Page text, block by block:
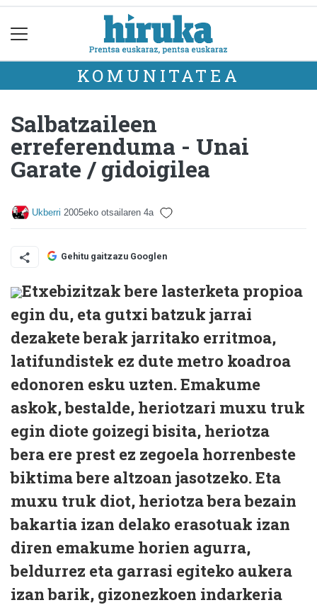
KOMUNITATEA
Salbatzaileen
erreferenduma - Unai
Garate / gidoigilea
Ukberri 2005eko otsailaren 4a
Gehitu gaitzazu Googlen
Etxebizitzak bere lasterketa propioa
egin du, eta gutxi batzuk jarrai
dezakete berak jarritako erritmoa,
latifundistek ez dute metro koadroa
edonoren esku uzten. Emakume
askok, bestalde, heriotzari muxu truk
egin diote goizegi bisita, heriotza
bera ere prest ez zegoela horrenbeste
biktima bere altzoan jasotzeko. Eta
muxu truk diot, heriotza bera bezain
bakartia izan delako erasotuak izan
diren emakume horien agurra,
beldurrez eta garrasi egiteko aukera
izan barik, gizonezkoen indarkeria